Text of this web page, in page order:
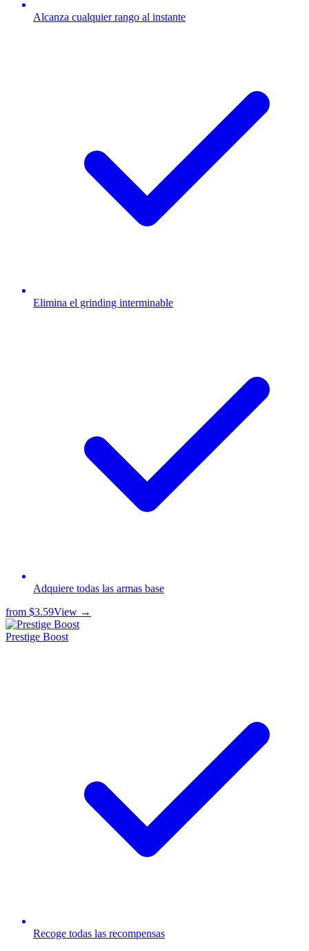
Alcanza cualquier rango al instante
Elimina el grinding interminable
Adquiere todas las armas base
from $3.59View →
Prestige Boost
Recoge todas las recompensas